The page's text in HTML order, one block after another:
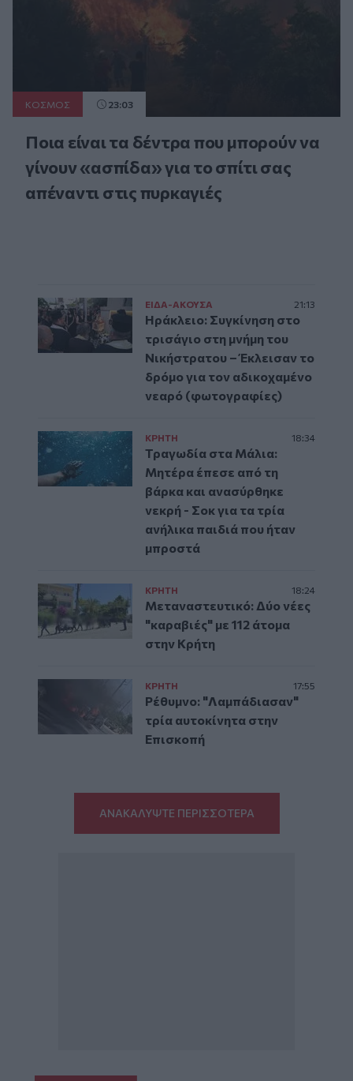
ΚΟΣΜΟΣ 23:03
Ποια είναι τα δέντρα που μπορούν να
γίνουν «ασπίδα» για το σπίτι σας
απέναντι στις πυρκαγιές
ΕΙΔΑ-ΑΚΟΥΣΑ 21:13
Ηράκλειο: Συγκίνηση στο
τρισάγιο στη μνήμη του
Νικήστρατου – Έκλεισαν το
δρόμο για τον αδικοχαμένο
νεαρό (φωτογραφίες)
ΚΡΗΤΗ 18:34
Τραγωδία στα Μάλια:
Μητέρα έπεσε από τη
βάρκα και ανασύρθηκε
νεκρή - Σοκ για τα τρία
ανήλικα παιδιά που ήταν
μπροστά
ΚΡΗΤΗ 18:24
Μεταναστευτικό: Δύο νέες
"καραβιές" με 112 άτομα
στην Κρήτη
ΚΡΗΤΗ 17:55
Ρέθυμνο: "Λαμπάδιασαν"
τρία αυτοκίνητα στην
Επισκοπή
ΑΝΑΚΑΛΥΨΤΕ ΠΕΡΙΣΣΟΤΕΡΑ